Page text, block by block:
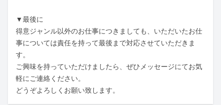
▼最後に
得意ジャンル以外のお仕事につきましても、いただいたお仕
事については責任を持って最後まで対応させていただきま
す。
ご興味を持っていただけましたら、ぜひメッセージにてお気
軽にご連絡ください。
どうぞよろしくお願い致します。